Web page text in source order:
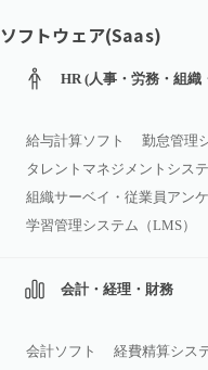
ソフトウェア(Saas)
HR (人事・労務・組織
給与計算ソフト 勤怠管理
タレントマネジメントシス
組織サーベイ・従業員アン
学習管理システム（LMS）
会計・経理・財務
会計ソフト 経費精算シス